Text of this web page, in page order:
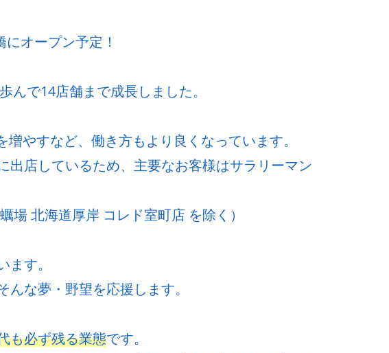
オープン予定！
んで14店舗まで成長しました。
やすなど、働き方もより良くなっています。
出店しているため、主要なお客様はサラリーマン
場 北海道厚岸 コレド室町店 を除く）
す。
な夢・野望を応援します。
も必ず残る業態です。